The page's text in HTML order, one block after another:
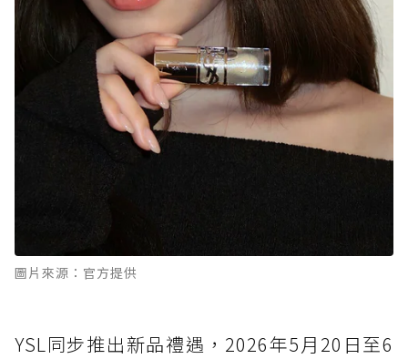
圖片來源：官方提供
YSL同步推出新品禮遇，2026年5月20日至6